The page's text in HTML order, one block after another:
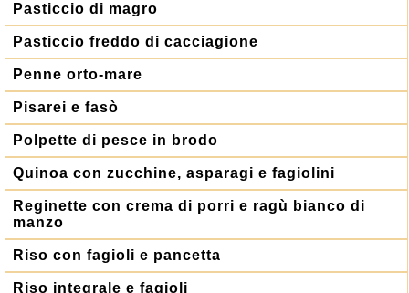
Pasticcio di magro
Pasticcio freddo di cacciagione
Penne orto-mare
Pisarei e fasò
Polpette di pesce in brodo
Quinoa con zucchine, asparagi e fagiolini
Reginette con crema di porri e ragù bianco di
manzo
Riso con fagioli e pancetta
Riso integrale e fagioli